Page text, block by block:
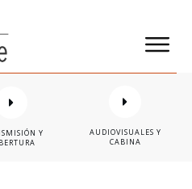
Y
AUDIOVISUALES Y
CABINA